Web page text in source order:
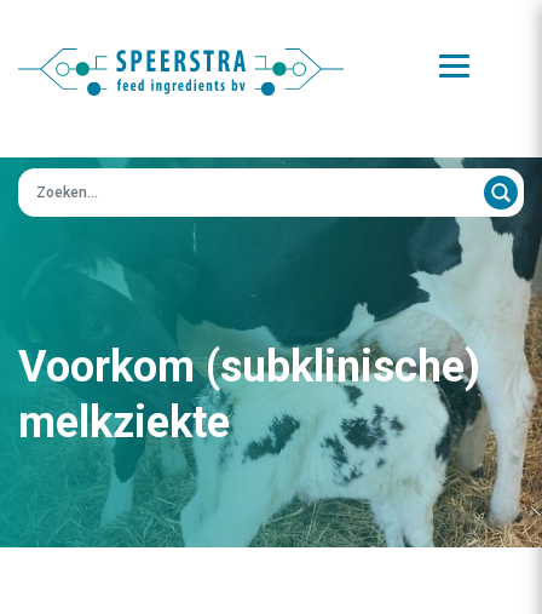
Zoeken op:
Voorkom (subklinische)
melkziekte